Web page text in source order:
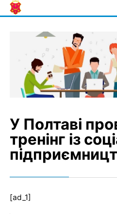
Skip
to
У Полтаві
тренінг із
[ad_1]